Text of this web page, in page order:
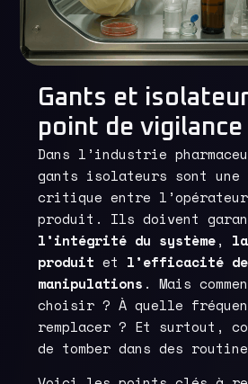
Gants et
point de
Dans l’industrie
gants isolateurs sont
critique entre
produit. Ils doivent
l’intégrité du système,
produit et l’efficacité
manipulations . Mais
choisir ? À quelle
remplacer ? Et surtout,
de tomber dans des